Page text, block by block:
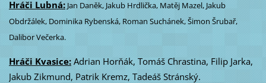
Hráči Lubná:Jan Daněk, Jakub Hrdlička, Matěj Mazel, Jakub
Obdržálek, Dominika Rybenská, Roman Suchánek, Šimon Šrubař,
Dalibor Večerka.
Hráči Kvasice:Adrian Horňák, Tomáš Chrastina, Filip Jarka,
Jakub Zikmund, Patrik Kremz, Tadeáš Stránský.